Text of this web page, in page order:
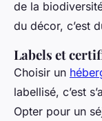
de la
du décor, c’est
Labels et
Choisir un
labellisé, c’est
Opter pour un